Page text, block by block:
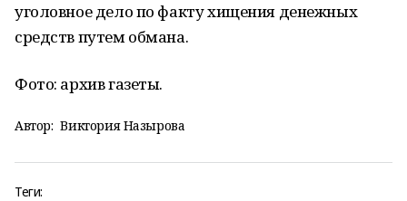
уголовное дело по факту хищения денежных
средств путем обмана.
Фото: архив газеты.
Автор: Виктория Назырова
Теги: